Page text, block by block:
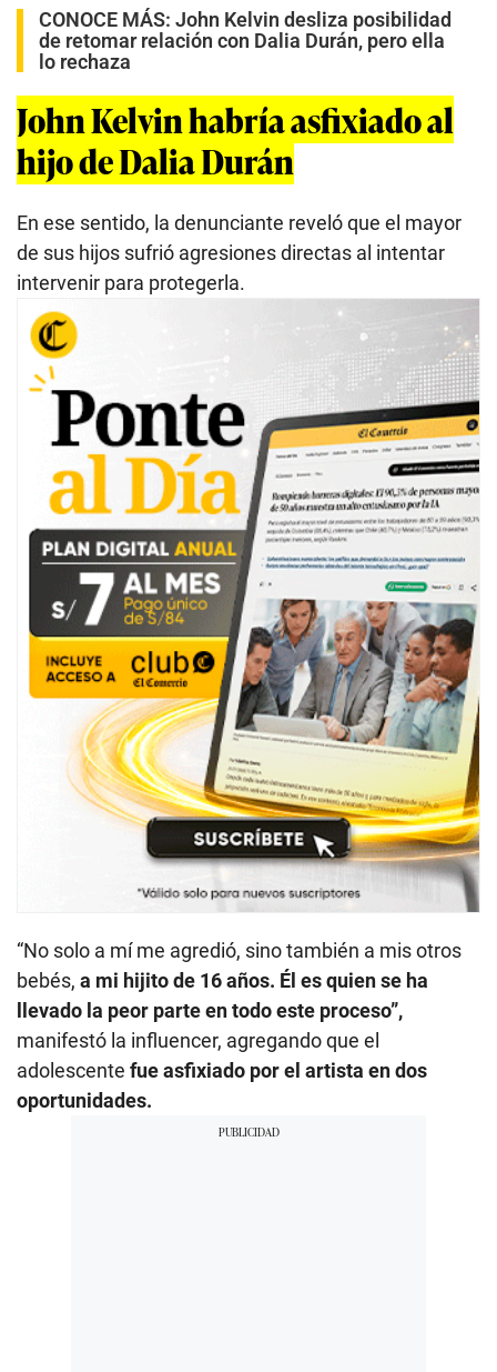
CONOCE MÁS: John Kelvin desliza posibilidad
de retomar relación con Dalia Durán, pero ella
lo rechaza
John Kelvin habría asfixiado al
hijo de Dalia Durán
En ese sentido, la denunciante reveló que el mayor
de sus hijos sufrió agresiones directas al intentar
intervenir para protegerla.
“No solo a mí me agredió, sino también a mis otros
bebés, a mi hijito de 16 años. Él es quien se ha
llevado la peor parte en todo este proceso”,
manifestó la influencer, agregando que el
adolescente fue asfixiado por el artista en dos
oportunidades.